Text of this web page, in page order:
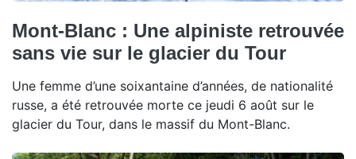
Mont-Blanc : Une alpiniste retrouvée
sans vie sur le glacier du Tour
Une femme d’une soixantaine d’années, de nationalité
russe, a été retrouvée morte ce jeudi 6 août sur le
glacier du Tour, dans le massif du Mont-Blanc.